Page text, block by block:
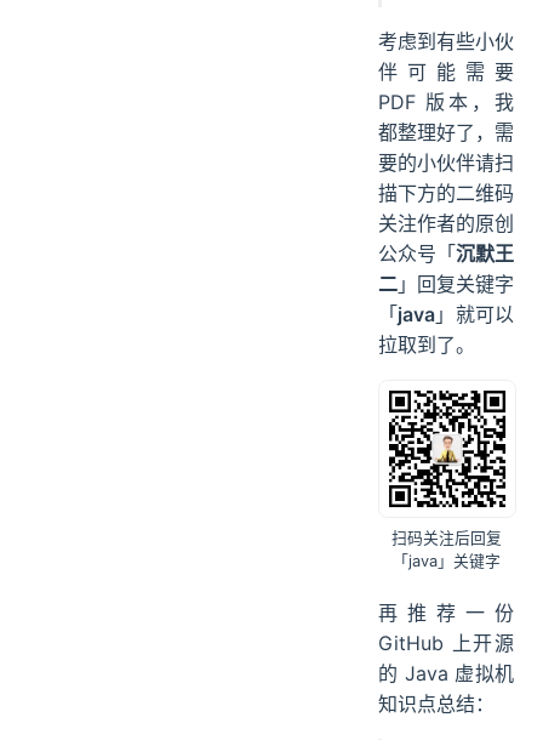
考虑到有些小伙
伴可能需要
PDF 版本，我
都整理好了，需
要的小伙伴请扫
描下方的二维码
关注作者的原创
公众号「沉默王
二 」回复关键字
「java 」就可以
拉取到了。
扫码关注后回复
「java」关键字
再推荐一份
GitHub 上开源
的 Java 虚拟机
知识点总结：